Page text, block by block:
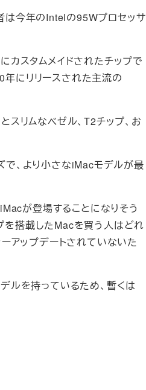
は今年のIntelの95Wプロセッサ
スタムメイドされたチップで
年にリリースされた主流の
リムなベゼル、T2チップ、お
で、より小さなiMacモデルが最
が登場することになりそう
を搭載したMacを買う人はどれ
アップデートされていないた
を持っているため、暫くは